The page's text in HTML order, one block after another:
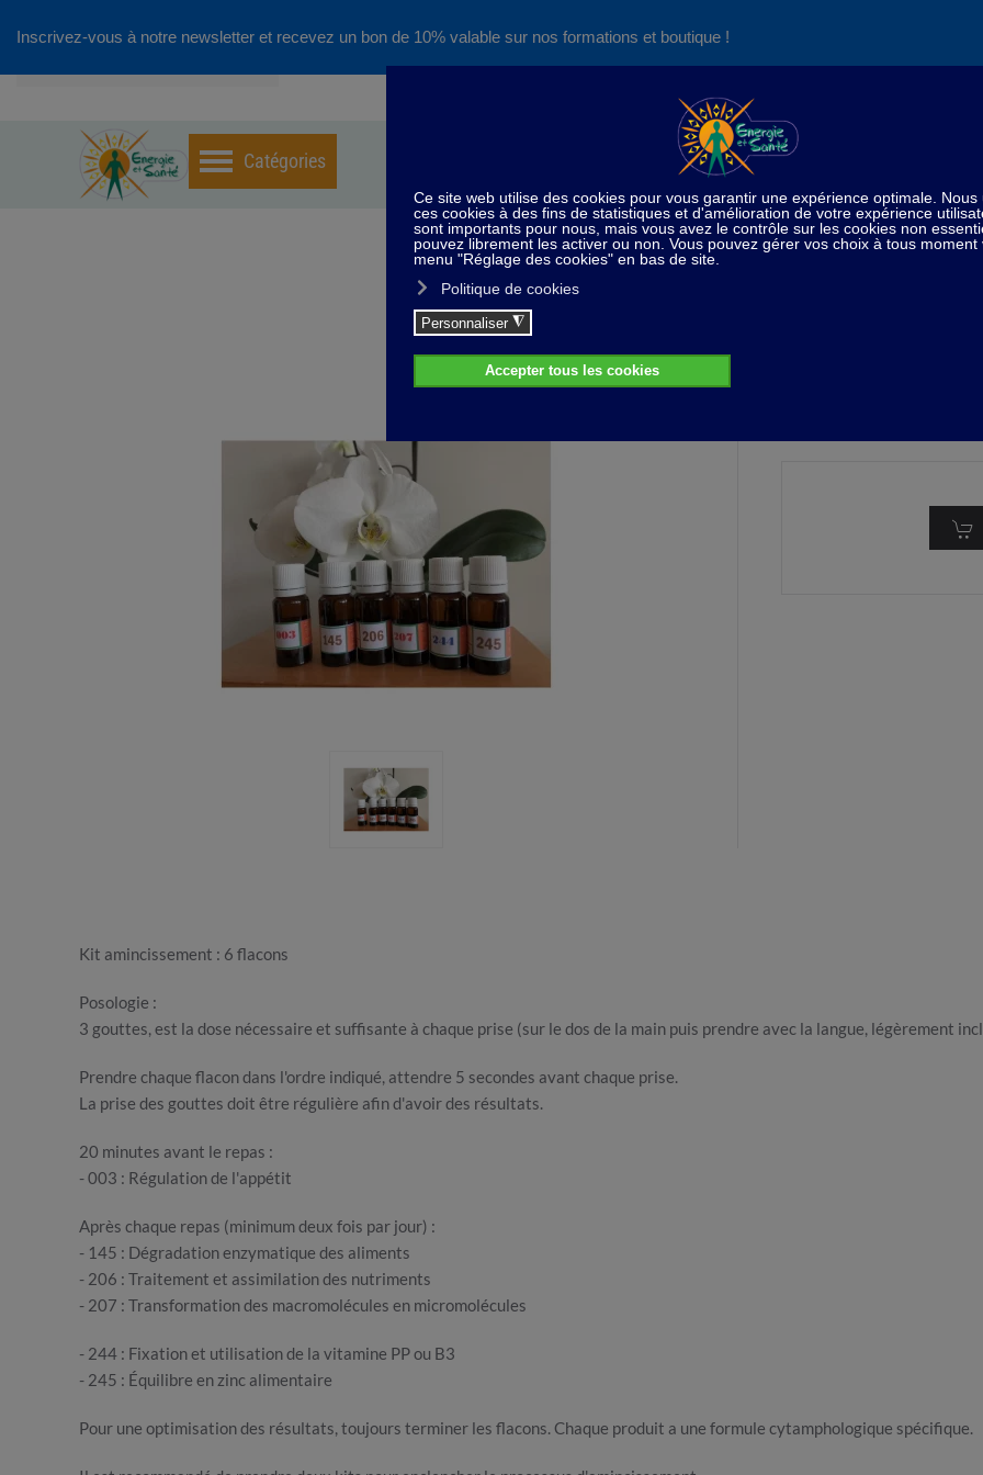
Inscrivez-vous à notre newsletter et recevez un bon de 10% valable sur nos formations et boutique !
Nos produits succès
Découvrez aussi notre site de
consultations et de formations
Home Kit Kit amincissement - 6 flacons
Kit amincissement : 6 flacons
Posologie :
3 gouttes, est la dose nécessaire et suffisante à chaque prise (sur le dos de la main puis prendre avec la langue, légèrement
Prendre chaque flacon dans l'ordre indiqué, attendre 5 secondes avant chaque prise.
La prise des gouttes doit être régulière afin d'avoir des résultats.
20 minutes avant le repas :
- 003 : Régulation de l'appétit
Après chaque repas (minimum deux fois par jour) :
- 145 : Dégradation enzymatique des aliments
- 206 : Traitement et assimilation des nutriments
- 207 : Transformation des macromolécules en micromolécules
- 244 : Fixation et utilisation de la vitamine PP ou B3
- 245 : Équilibre en zinc alimentaire
Pour une optimisation des résultats, toujours terminer les flacons. Chaque produit a une formule cytamphologique spécifique.